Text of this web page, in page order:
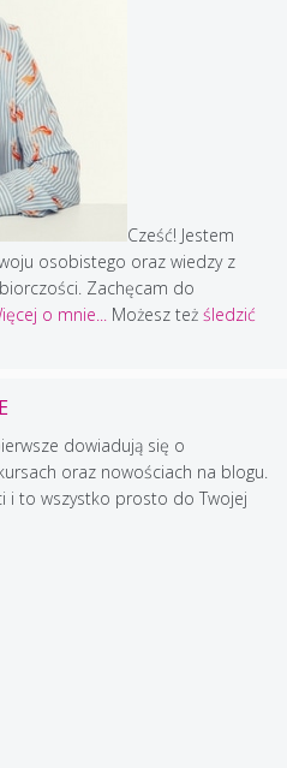
Cześć! Jestem
osobistego oraz wiedzy z
Zachęcam do
o mnie... Możesz też śledzić
dowiadują się o
oraz nowościach na blogu.
i to wszystko prosto do Twojej